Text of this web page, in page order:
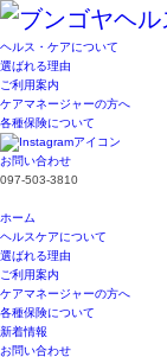
ヘルス・ケアについて
選ばれる理由
ご利用案内
ケアマネージャーの方へ
各種保険について
お問い合わせ
097-503-3810
ホーム
ヘルスケアについて
選ばれる理由
ご利用案内
ケアマネージャーの方へ
各種保険について
新着情報
お問い合わせ